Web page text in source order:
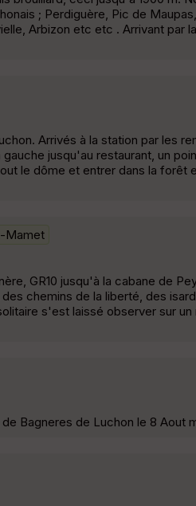
; Perdiguère, Pic de
Arbizon etc etc . Arrivant par
Arrivés à la station par les
jusqu'au restaurant, un
le dôme et entrer dans la forêt
Mamet
GR10 jusqu'à la cabane de
chemins de la liberté, des
s'est laissé observer sur
Bagneres de Luchon le 8 Aout